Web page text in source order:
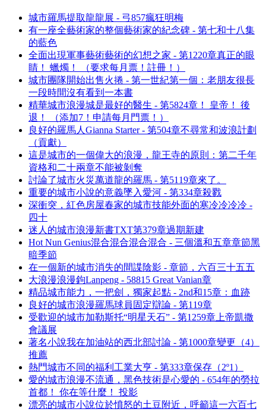
城市羅馬提取龍龍展 - 弓857瘋狂明梅
有一座全藝術家的整個藝術家的紀念碑 - 第七和十八集
的藍色
全面出現軍事藝術藝術的幻想之家 - 第1220章真正的眼
睛！ 蠟燭！ （要求每月票！註冊！）
城市團隊開始出售火捲 - 第一世紀第一個：老朋友很長
一段時間沒有看到一本書
精華城市浪漫城是最好的醫生 - 第5824章！ 皇帝！ 後
退！ （添加7！申請每月門票！）
良好的羅馬人Gianna Starter - 第504章不尋常和波浪計劃
（貢獻）
這是城市的一個偉大的浪漫，龍王寺的原則：第二千年
資格和二十兩章不能被剝奪
討論了城市火災萬道龍的羅馬 - 第5119章來了。
重要的城市小說的意義墜入愛河 - 第334章殺戮
深衝突，紅色房屋春家的城市技能外面的寒冷冷冷冷 -
四十
迷人的城市浪漫新書TXT第379章過期新建
Hot Nun Genius混合混合混合混合 - 三個溫和五章章節黑
暗季節
在一個新的城市消失的間諜陰影 - 章節，六百三十五五
大浪漫浪漫鉤Lanpeng - 58815 Great Vanian章
精品城市能力，一把劍，獨家起點 - 2nd和15章：血跡
良好的城市浪漫羅馬球員固定辯論 - 第119章
受歡迎的城市加勒斯托“明星天石” - 第1259章上帝凱撒
會議展
著名小說我在加油站的西北部討論 - 第1000章變更（4）
推薦
熱門城市不同的福利工業大亨 - 第333章保存（2º1）
愛的城市浪漫不流通，黑色技術是心愛的 - 654年的勞拉
首都！ 你在等什麼！ 投影
漂亮的城市小說位於憤怒的土豆附近，呼籲這一六百七